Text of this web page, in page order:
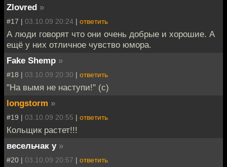
Zlovred »
#17 | 03.10.09 20:24 | ответить
А люди говорят что они очень добрые и хорошие. А
ещё у них отличное чувство юмора.
Fake Shemp »
#18 | 03.10.09 20:30 | ответить
"На вымя не наступи!" (с)
longstorm »
#19 | 03.10.09 20:55 | ответить
Кольщик растет!!!
весельчак у »
#20 | 03.10.09 20:57 | ответить